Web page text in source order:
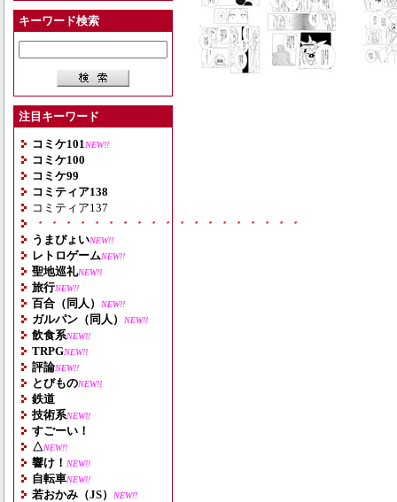
キーワード検索
注目キーワード
コミケ101 NEW!!
コミケ100
コミケ99
コミティア138
コミティア137
・・・・・・・・・・・・・・・・・・・
うまぴょいNEW!!
レトロゲームNEW!!
聖地巡礼NEW!!
旅行NEW!!
百合（同人） NEW!!
ガルパン（同人） NEW!!
飲食系NEW!!
TRPGNEW!!
評論NEW!!
とびものNEW!!
鉄道
技術系NEW!!
すごーい！
△NEW!!
響け！ NEW!!
自転車NEW!!
若おかみ（JS） NEW!!